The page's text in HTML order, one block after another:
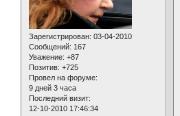
Зарегистрирован: 03-04-2010
Сообщений: 167
Уважение: +87
Позитив: +725
Провел на форуме:
9 дней 3 часа
Последний визит:
12-10-2010 17:46:34